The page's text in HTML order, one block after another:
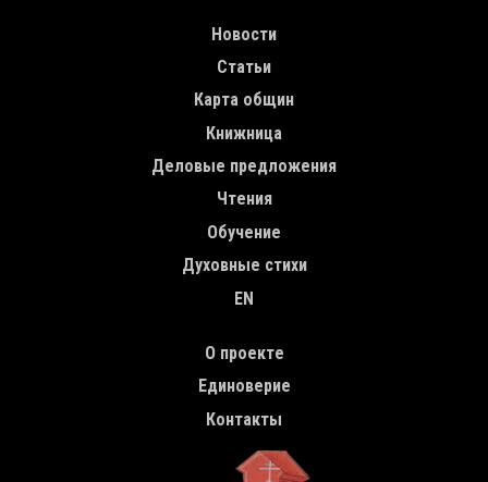
Новости
Статьи
Карта общин
Книжница
Деловые предложения
Чтения
Обучение
Духовные стихи
EN
О проекте
Единоверие
Контакты